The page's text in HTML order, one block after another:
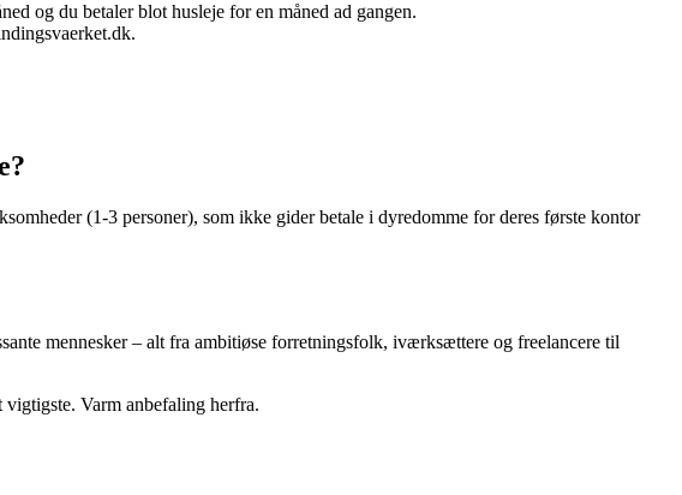
og du betaler blot husleje for en måned ad gangen.
(1-3 personer), som ikke gider betale i dyredomme for deres første kontor
mennesker – alt fra ambitiøse forretningsfolk, iværksættere og freelancere til
Varm anbefaling herfra.​